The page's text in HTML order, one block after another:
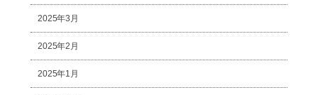
2025年3月
2025年2月
2025年1月